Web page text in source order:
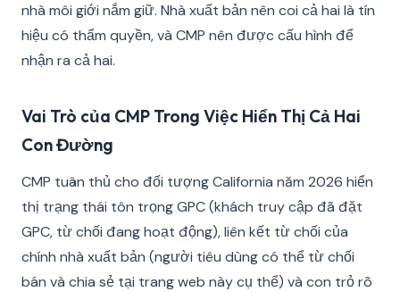
nhà môi giới nắm giữ. Nhà xuất bản nên coi cả hai là tín
hiệu có thẩm quyền, và CMP nên được cấu hình để
nhận ra cả hai.
Vai Trò của CMP Trong Việc Hiển Thị Cả Hai
Con Đường
CMP tuân thủ cho đối tượng California năm 2026 hiển
thị trạng thái tôn trọng GPC (khách truy cập đã đặt
GPC, từ chối đang hoạt động), liên kết từ chối của
chính nhà xuất bản (người tiêu dùng có thể từ chối
bán và chia sẻ tại trang web này cụ thể) và con trỏ rõ